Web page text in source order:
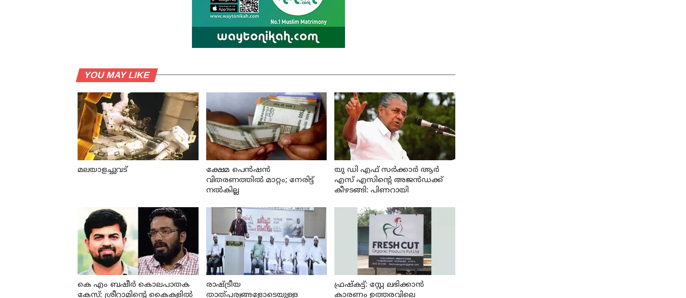
YOU MAY LIKE
മലയാളച്ചുവട്
ക്ഷേമ പെന്‍ഷന്‍
വിതരണത്തില്‍ മാറ്റം; നേരിട്ട്
നല്‍കില്ല
യു ഡി എഫ് സര്‍ക്കാര്‍ ആര്‍
എസ് എസിന്റെ അജന്‍ഡക്ക്‌
കീഴടങ്ങി: പിണറായി
കെ എം ബഷീര്‍ കൊലപാതക
കേസ്: ശ്രീറാമിന്റെ കൈകളില്‍
രാഷ്ട്രീയ
താത്പര്യങ്ങളോടെയുള്ള
ഫ്രഷ്‌കട്ട്: സ്റ്റേ ലഭിക്കാന്‍
കാരണം ഉത്തരവിലെ